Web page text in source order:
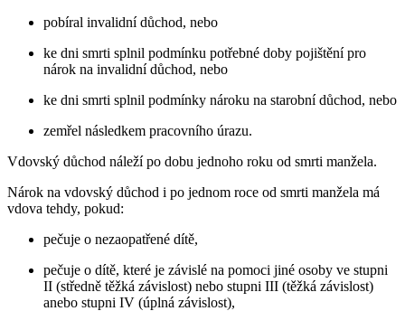
pobíral invalidní důchod, nebo
ke dni smrti splnil podmínku potřebné doby pojištění pro
nárok na invalidní důchod, nebo
ke dni smrti splnil podmínky nároku na starobní důchod, nebo
zemřel následkem pracovního úrazu.
Vdovský důchod náleží po dobu jednoho roku od smrti manžela.
Nárok na vdovský důchod i po jednom roce od smrti manžela má
vdova tehdy, pokud:
pečuje o nezaopatřené dítě,
pečuje o dítě, které je závislé na pomoci jiné osoby ve stupni
II (středně těžká závislost) nebo stupni III (těžká závislost)
anebo stupni IV (úplná závislost),